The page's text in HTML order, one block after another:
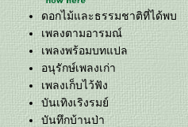
ดอกไม้และธรรมชาติที่ได้พบ
เพลงตามอารมณ์
เพลงพร้อมบทแปล
อนุรักษ์เพลงเก่า
เพลงเก็บไว้ฟัง
บันเทิงเริงรมย์
บันทึกบ้านป่า